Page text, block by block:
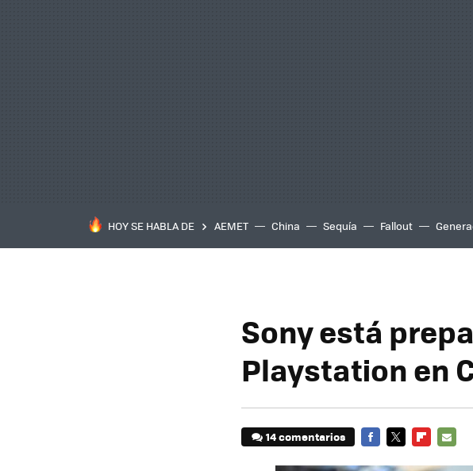
HOY SE HABLA DE AEMET China Sequía Fallout
Sony está
Playstation en
14 comentarios